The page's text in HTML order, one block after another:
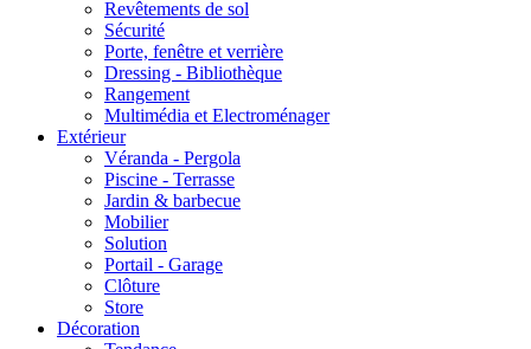
Revêtements de sol
Sécurité
Porte, fenêtre et verrière
Dressing - Bibliothèque
Rangement
Multimédia et Electroménager
Extérieur
Véranda - Pergola
Piscine - Terrasse
Jardin & barbecue
Mobilier
Solution
Portail - Garage
Clôture
Store
Décoration